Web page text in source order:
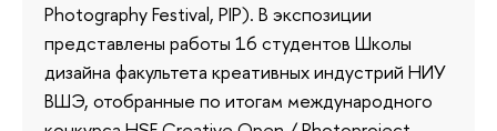
Photography Festival, PIP). В экспозиции
представлены работы 16 студентов Школы
дизайна факультета креативных индустрий НИУ
ВШЭ, отобранные по итогам международного